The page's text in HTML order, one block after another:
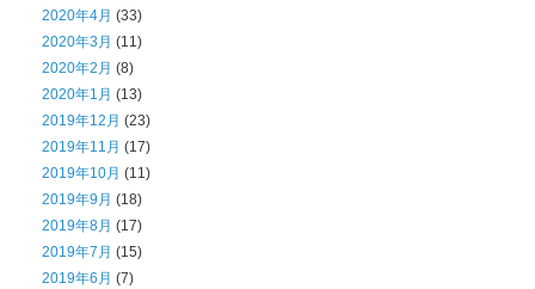
2020年4月 (33)
2020年3月 (11)
2020年2月 (8)
2020年1月 (13)
2019年12月 (23)
2019年11月 (17)
2019年10月 (11)
2019年9月 (18)
2019年8月 (17)
2019年7月 (15)
2019年6月 (7)